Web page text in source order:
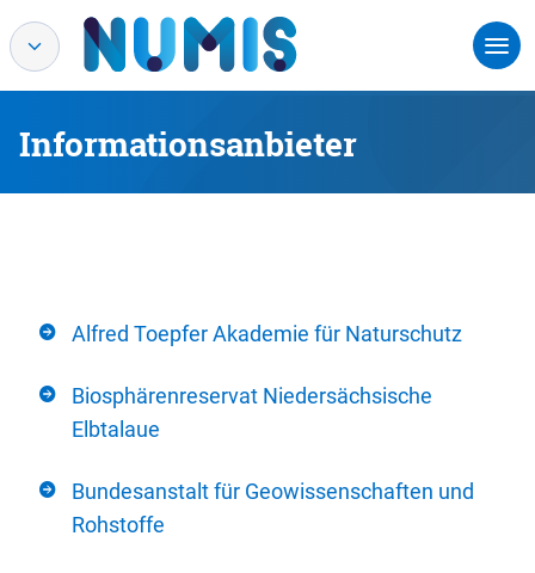
Informationsanbieter
Alfred Toepfer Akademie für Naturschutz
Biosphärenreservat Niedersächsische
Elbtalaue
Bundesanstalt für Geowissenschaften und
Rohstoffe